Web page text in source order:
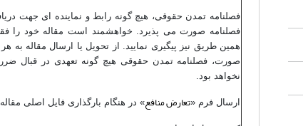
فصلنامه تمدن حقوقی، هیچ گونه رابط و نماینده ای جهت
فصلنامه صورت می پذیرد. خواهشمند است مقاله خود را
همین طریق نیز پیگیری نمایید. از تحویل یا ارسال مقاله
صورت، فصلنامه تمدن حقوقی هیچ گونه تعهدی در قبال
نخواهد بود.
ارسال فرم «تعارض منافع» در هنگام بارگذاری فایل اصلی